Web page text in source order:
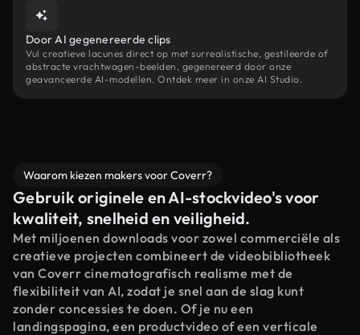
Door AI gegenereerde clips
Vul creatieve lacunes direct op met surrealistische, gestileerde of
abstracte vrachtwagen-beelden, gegenereerd door onze
geavanceerde AI-modellen. Ontdek meer in onze AI Studio.
Waarom kiezen makers voor Coverr?
Gebruik originele en AI-stockvideo's voor
kwaliteit, snelheid en veiligheid.
Met miljoenen downloads voor zowel commerciële als
creatieve projecten combineert de videobibliotheek
van Coverr cinematografisch realisme met de
flexibiliteit van AI, zodat je snel aan de slag kunt
zonder concessies te doen. Of je nu een
landingspagina, een productvideo of een verticale